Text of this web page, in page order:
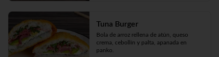
Tuna Burger
Bola de arroz rellena de atún, queso
crema, cebollín y palta, apanada en
panko.